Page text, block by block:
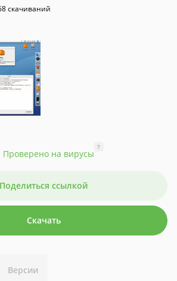
скачиваний
Проверено на вирусы
?
Поделиться ссылкой
Скачать
Версии